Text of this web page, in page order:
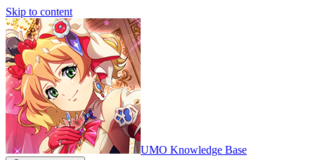
Skip to content
UMO Knowledge Base